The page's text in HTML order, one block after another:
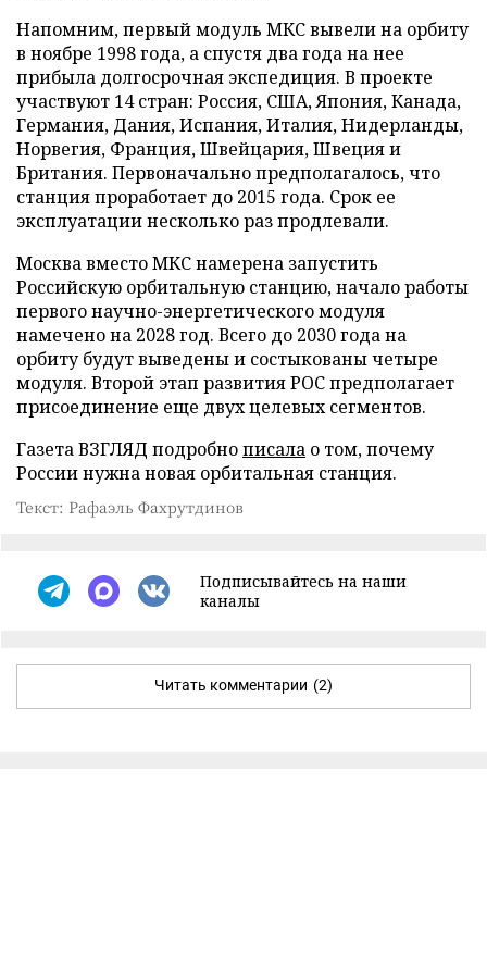
Напомним, первый модуль МКС вывели на орбиту
в ноябре 1998 года, а спустя два года на нее
прибыла долгосрочная экспедиция. В проекте
участвуют 14 стран: Россия, США, Япония, Канада,
Германия, Дания, Испания, Италия, Нидерланды,
Норвегия, Франция, Швейцария, Швеция и
Британия. Первоначально предполагалось, что
станция проработает до 2015 года. Срок ее
эксплуатации несколько раз продлевали.
Москва вместо МКС намерена запустить
Российскую орбитальную станцию, начало работы
первого научно-энергетического модуля
намечено на 2028 год. Всего до 2030 года на
орбиту будут выведены и состыкованы четыре
модуля. Второй этап развития РОС предполагает
присоединение еще двух целевых сегментов.
Газета ВЗГЛЯД подробнописала о том, почему
России нужна новая орбитальная станция.
Текст: Рафаэль Фахрутдинов
Подписывайтесь на наши
каналы
Читать комментарии (2)